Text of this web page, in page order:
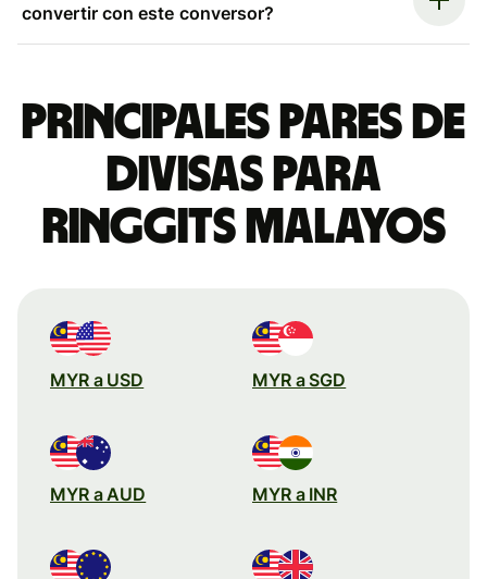
convertir con este conversor?
Principales pares de
divisas para
ringgits malayos
MYR a USD MYR a SGD
MYR a AUD MYR a INR